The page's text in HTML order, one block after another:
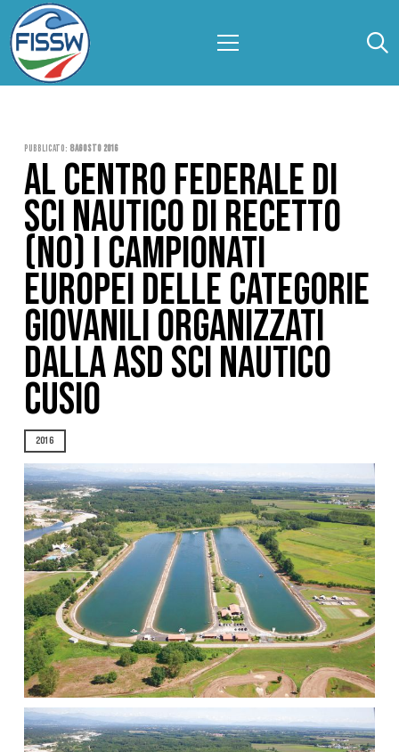
Pubblicato: 8 Agosto 2016
AL CENTRO FEDERALE DI
SCI NAUTICO DI RECETTO
(NO) I CAMPIONATI
EUROPEI DELLE CATEGORIE
GIOVANILI ORGANIZZATI
DALLA ASD SCI NAUTICO
CUSIO
2016